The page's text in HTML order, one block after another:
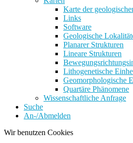
Karte der
Links
Software
Geologische
Planarer Strukturen
Lineare Strukturen
Lithogenetische
Geomorphologische
Quartäre Phänomene
Wissenschaftliche Anfrage
Suche
An-/Abmelden
Wir benutzen Cookies